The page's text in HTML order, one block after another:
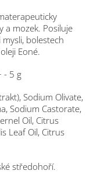
a mozek. Posiluje
bolestech
Eoné.
- 5 g
Sodium Olivate,
Sodium Castorate,
Oil, Citrus
Leaf Oil, Citrus
středohoří.